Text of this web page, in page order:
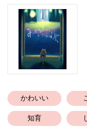
かわいい
知育